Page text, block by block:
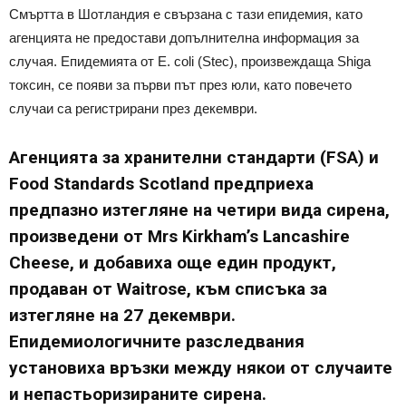
Смъртта в Шотландия е свързана с тази епидемия, като
агенцията не предостави допълнителна информация за
случая. Епидемията от E. coli (Stec), произвеждаща Shiga
токсин, се появи за първи път през юли, като повечето
случаи са регистрирани през декември.
Агенцията за хранителни стандарти (FSA) и
Food Standards Scotland предприеха
предпазно изтегляне на четири вида сирена,
произведени от Mrs Kirkham’s Lancashire
Cheese, и добавиха още един продукт,
продаван от Waitrose, към списъка за
изтегляне на 27 декември.
Епидемиологичните разследвания
установиха връзки между някои от случаите
и непастьоризираните сирена.